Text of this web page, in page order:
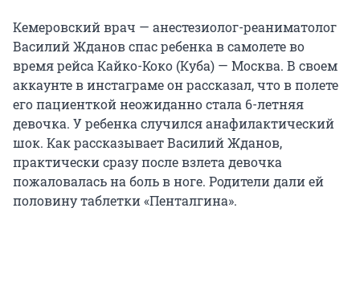
Кемеровский врач — анестезиолог-реаниматолог
Василий Жданов спас ребенка в самолете во
время рейса Кайко-Коко (Куба) — Москва. В своем
аккаунте в инстаграме он рассказал, что в полете
его пациенткой неожиданно стала 6-летняя
девочка. У ребенка случился анафилактический
шок. Как рассказывает Василий Жданов,
практически сразу после взлета девочка
пожаловалась на боль в ноге. Родители дали ей
половину таблетки «Пенталгина».